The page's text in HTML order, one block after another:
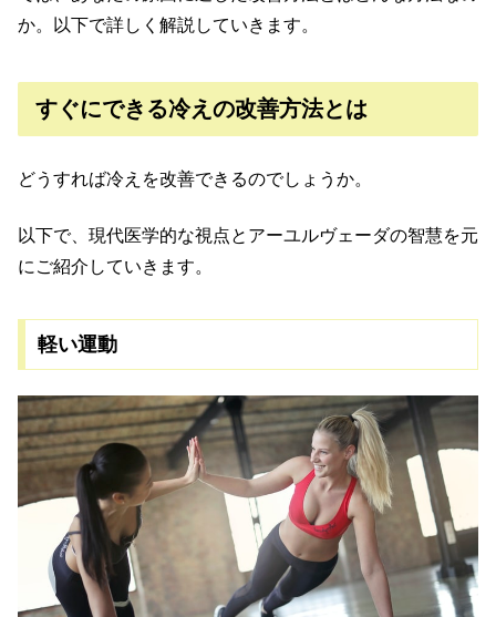
か。以下で詳しく解説していきます。
すぐにできる冷えの改善方法とは
どうすれば冷えを改善できるのでしょうか。
以下で、現代医学的な視点とアーユルヴェーダの智慧を元
にご紹介していきます。
軽い運動